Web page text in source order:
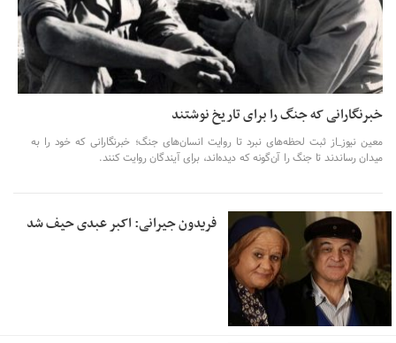
خبرنگارانی که جنگ را برای تاریخ نوشتند
معین نیوز_از ثبت لحظه‌های نبرد تا روایت انسان‌های جنگ؛ خبرنگارانی که خود را به
میدان رساندند تا جنگ را آن‌گونه که دیده‌اند، برای آیندگان روایت کنند.
فریدون جیرانی: اکبر عبدی حیف شد